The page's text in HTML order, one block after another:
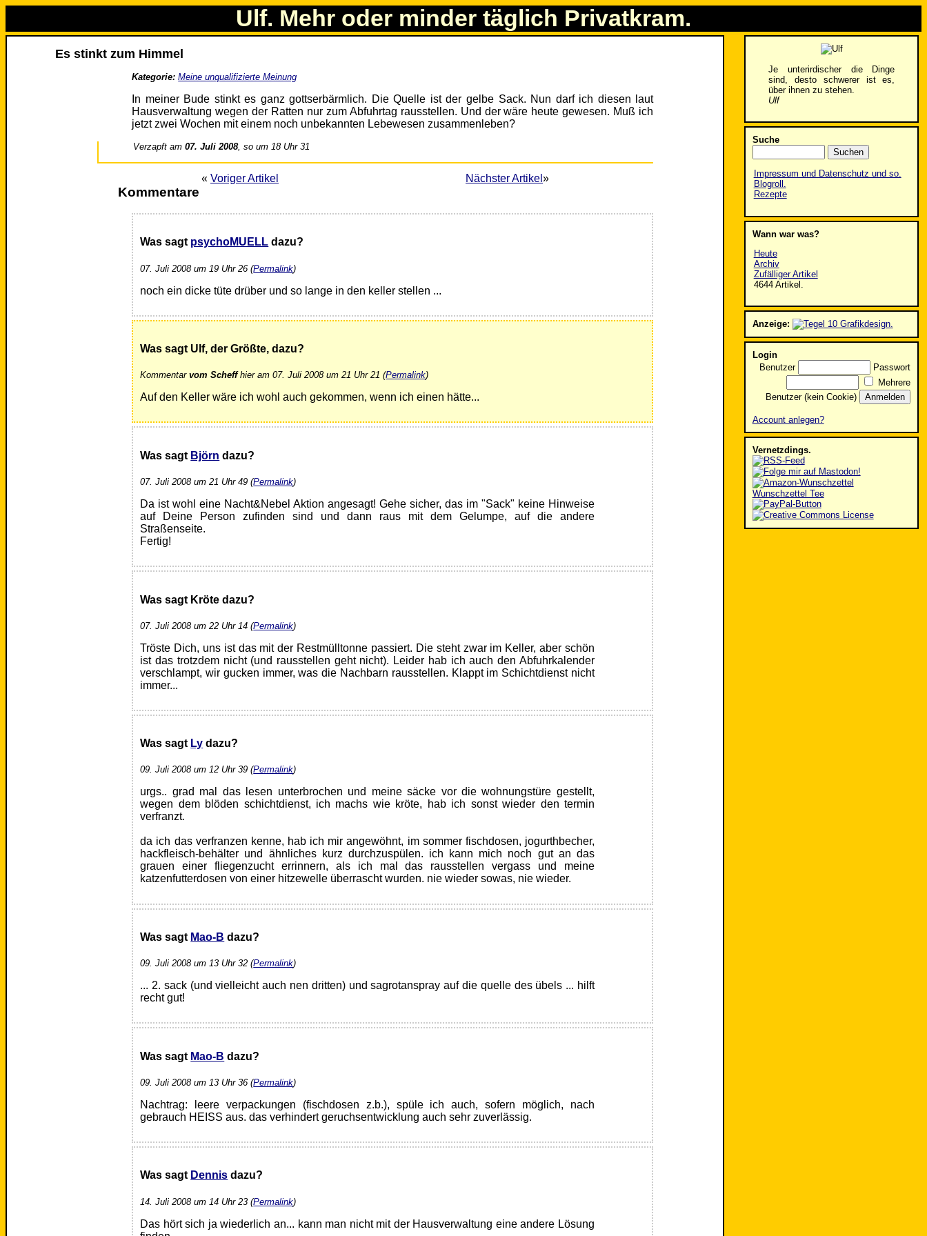
Ulf. Mehr oder minder täglich Privatkram.
Es stinkt zum Himmel
Kategorie: Meine unqualifizierte Meinung
In meiner Bude stinkt es ganz gottserbärmlich. Die Quelle ist der gelbe Sack. Nun darf ich diesen laut
Hausverwaltung wegen der Ratten nur zum Abfuhrtag rausstellen. Und der wäre heute gewesen. Muß ich
jetzt zwei Wochen mit einem noch unbekannten Lebewesen zusammenleben?
Verzapft am07. Juli 2008, so um 18 Uhr 31
« Voriger Artikel Nächster Artikel »
Kommentare
Was sagt psychoMUELL dazu?
07. Juli 2008 um 19 Uhr 26 (Permalink)
noch ein dicke tüte drüber und so lange in den keller stellen ...
Was sagt Ulf, der Größte, dazu?
Kommentarvom Scheffhier am 07. Juli 2008 um 21 Uhr 21 (Permalink)
Auf den Keller wäre ich wohl auch gekommen, wenn ich einen hätte...
Was sagt Björn dazu?
07. Juli 2008 um 21 Uhr 49 (Permalink)
Da ist wohl eine Nacht&Nebel Aktion angesagt! Gehe sicher, das im "Sack" keine Hinweise
auf Deine Person zufinden sind und dann raus mit dem Gelumpe, auf die andere
Straßenseite.
Fertig!
Was sagt Kröte dazu?
07. Juli 2008 um 22 Uhr 14 (Permalink)
Tröste Dich, uns ist das mit der Restmülltonne passiert. Die steht zwar im Keller, aber schön
ist das trotzdem nicht (und rausstellen geht nicht). Leider hab ich auch den Abfuhrkalender
verschlampt, wir gucken immer, was die Nachbarn rausstellen. Klappt im Schichtdienst nicht
immer...
Was sagt Ly dazu?
09. Juli 2008 um 12 Uhr 39 (Permalink)
urgs.. grad mal das lesen unterbrochen und meine säcke vor die wohnungstüre gestellt,
wegen dem blöden schichtdienst, ich machs wie kröte, hab ich sonst wieder den termin
verfranzt.
da ich das verfranzen kenne, hab ich mir angewöhnt, im sommer fischdosen, jogurthbecher,
hackfleisch-behälter und ähnliches kurz durchzuspülen. ich kann mich noch gut an das
grauen einer fliegenzucht errinnern, als ich mal das rausstellen vergass und meine
katzenfutterdosen von einer hitzewelle überrascht wurden. nie wieder sowas, nie wieder.
Was sagt Mao-B dazu?
09. Juli 2008 um 13 Uhr 32 (Permalink)
... 2. sack (und vielleicht auch nen dritten) und sagrotanspray auf die quelle des übels ... hilft
recht gut!
Was sagt Mao-B dazu?
09. Juli 2008 um 13 Uhr 36 (Permalink)
Nachtrag: leere verpackungen (fischdosen z.b.), spüle ich auch, sofern möglich, nach
gebrauch HEISS aus. das verhindert geruchsentwicklung auch sehr zuverlässig.
Was sagt Dennis dazu?
14. Juli 2008 um 14 Uhr 23 (Permalink)
Das hört sich ja wiederlich an... kann man nicht mit der Hausverwaltung eine andere Lösung
Je unterirdischer die Dinge
sind, desto schwerer ist es,
über ihnen zu stehen.
Ulf
Suche
Impressum und Datenschutz und so.
Blogroll.
Rezepte
Wann war was?
Heute
Archiv
Zufälliger Artikel
4644 Artikel.
Anzeige:
Login
Benutzer
Passwort
Mehrere
Benutzer (kein Cookie)
Account anlegen?
Vernetzdings.
Wunschzettel Tee